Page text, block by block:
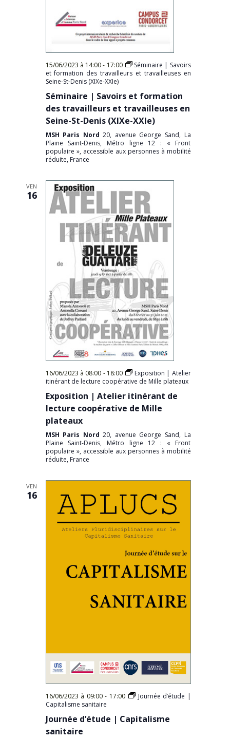
15/06/2023 à 14:00- 17:00
Séminaire | Savoirs
et formation des travailleurs et travailleuses en
Seine-St-Denis (XIXe-XXIe)
Séminaire | Savoirs et formation
des travailleurs et travailleuses en
Seine-St-Denis (XIXe-XXIe)
MSH Paris Nord20, avenue George Sand, La
Plaine Saint-Denis, Métro ligne 12 : « Front
populaire », accessible aux personnes à mobilité
réduite, France
VEN
16
16/06/2023 à 08:00 - 18:00
Exposition | Atelier
itinérant de lecture coopérative de Mille plateaux
Exposition | Atelier itinérant de
lecture coopérative de Mille
plateaux
MSH Paris Nord20, avenue George Sand, La
Plaine Saint-Denis, Métro ligne 12 : « Front
populaire », accessible aux personnes à mobilité
réduite, France
VEN
16
16/06/2023 à 09:00- 17:00
Journée d’étude |
Capitalisme sanitaire
Journée d’étude | Capitalisme
sanitaire